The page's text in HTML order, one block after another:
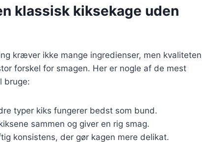
klassisk kiksekage uden
kræver ikke mange ingredienser, men
forskel for smagen. Her er nogle af de mest
bruge:
typer kiks fungerer bedst som bund.
sammen og giver en rig smag.
konsistens, der gør kagen mere delikat.